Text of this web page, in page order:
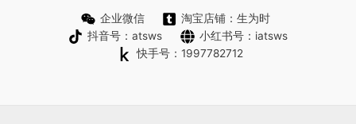
企业微信
淘宝店铺：生为时
抖音号：atsws
小红书号：iatsws
快手号：1997782712